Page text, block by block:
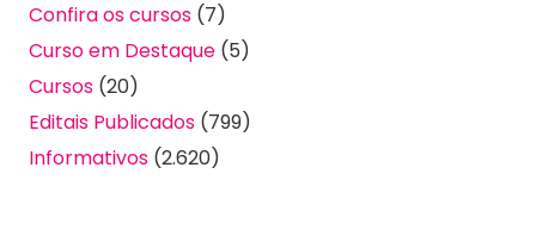
Confira os cursos (7)
Curso em Destaque (5)
Cursos (20)
Editais Publicados (799)
Informativos (2.620)